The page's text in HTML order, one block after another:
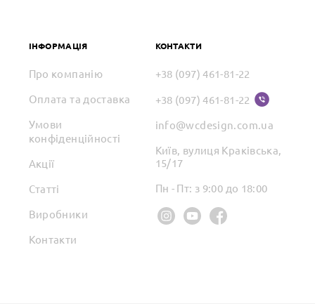
ІНФОРМАЦІЯ
Про компанію
Оплата та доставка
Умови
конфіденційності
Акції
Статті
Виробники
Контакти
КОНТАКТИ
+38 (097) 461-81-22
+38 (097) 461-81-22
info@wcdesign.com.ua
Київ, вулиця Краківська,
15/17
Пн - Пт: з 9:00 до 18:00